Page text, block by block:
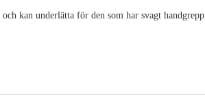
kan underlätta för den som har svagt handgrepp